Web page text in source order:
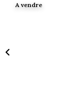
A vendre